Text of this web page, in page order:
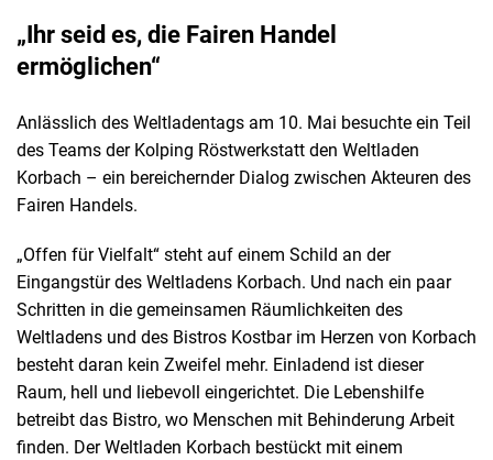
„Ihr seid es, die Fairen Handel
ermöglichen“
Anlässlich des Weltladentags am 10. Mai besuchte ein Teil
des Teams der Kolping Röstwerkstatt den Weltladen
Korbach – ein bereichernder Dialog zwischen Akteuren des
Fairen Handels.
„Offen für Vielfalt“ steht auf einem Schild an der
Eingangstür des Weltladens Korbach. Und nach ein paar
Schritten in die gemeinsamen Räumlichkeiten des
Weltladens und des Bistros Kostbar im Herzen von Korbach
besteht daran kein Zweifel mehr. Einladend ist dieser
Raum, hell und liebevoll eingerichtet. Die Lebenshilfe
betreibt das Bistro, wo Menschen mit Behinderung Arbeit
finden. Der Weltladen Korbach bestückt mit einem